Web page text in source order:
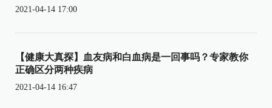
2021-04-14 17:00
【健康大真探】血友病和白血病是一回事吗？专家教你
正确区分两种疾病
2021-04-14 16:47